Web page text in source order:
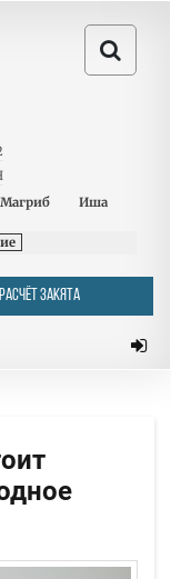
Магриб Иша
РАСЧЁТ ЗАКЯТА